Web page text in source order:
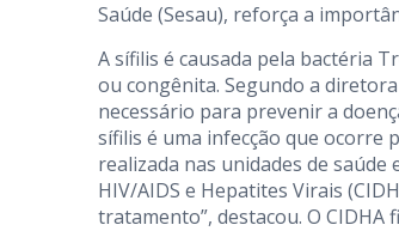
Saúde (Sesau), reforça a
A sífilis é causada pela bactéria
ou congênita. Segundo a
necessário para prevenir a
sífilis é uma infecção que ocorre
realizada nas unidades de
HIV/AIDS e Hepatites Virais
tratamento”, destacou. O